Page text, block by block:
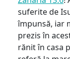
suferite de
împunsă, iar
prezis în
rănit în casa